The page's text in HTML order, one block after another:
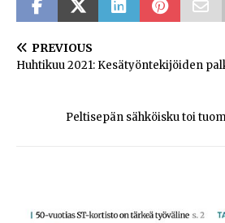
PREVIOUS
Huhtikuu 2021: Kesätyöntekijöiden
Peltisepän sähköisku toi